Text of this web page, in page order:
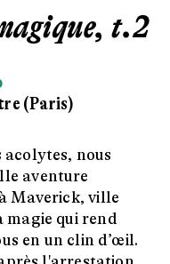
t.2
(Paris)
nous
aventure
Maverick, ville
magie qui rend
en un clin d’œil.